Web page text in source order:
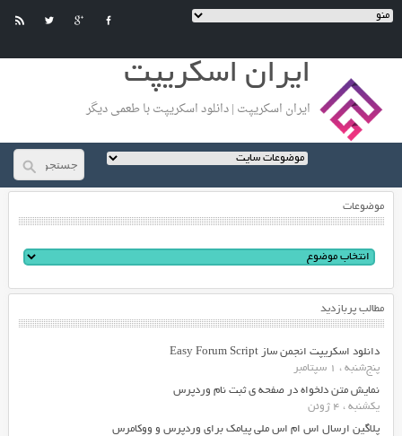
ایران اسکریپت
ایران اسکریپت | دانلود اسکریپت با طعمی دیگر
موضوعات
مطالب پربازدید
دانلود اسکریپت انجمن ساز Easy Forum Script
پنج‌شنبه ، 1 سپتامبر
نمایش متن دلخواه در صفحه ی ثبت نام وردپرس
یکشنبه ، 4 ژوئن
پلاگین ارسال اس ام اس ملی پیامک برای وردپرس و ووکامرس